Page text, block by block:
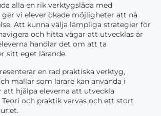
alla en rik verktygslåda med
vi elever ökade möjligheter att nå
Att kunna välja lämpliga strategier för
och hitta vägar att utvecklas är
handlar det om att ta
sitt eget lärande.
en rad praktiska verktyg,
mallar som lärare kan använda i
hjälpa eleverna att utveckla
och praktik varvas och ett stort